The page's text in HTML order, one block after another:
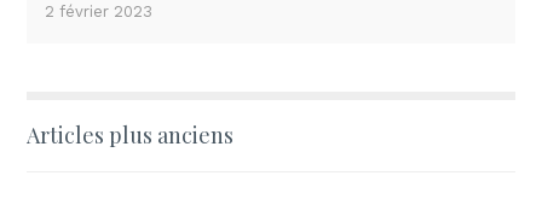
2 février 2023
Navigation
Articles plus anciens